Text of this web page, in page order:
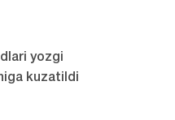
yozgi
kuzatildi